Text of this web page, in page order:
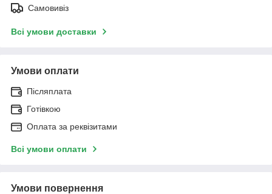
Самовивіз
Всі умови доставки
Умови оплати
Післяплата
Готівкою
Оплата за реквізитами
Всі умови оплати
Умови повернення